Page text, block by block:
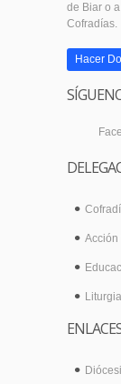
de Biar o
Cofradías.
Hacer
Acción
Liturgia